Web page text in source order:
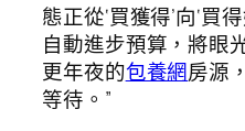
態正從‘買獲得’向‘買
自動進步預算，將眼
更年夜的包養網房源
等待。”